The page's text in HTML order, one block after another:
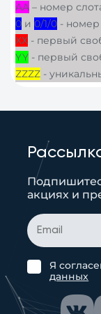
AA – номер
0 и0/1/0 - номер
ХХ - первый
YY - первый
ZZZZ -
акциях и
Я
данных